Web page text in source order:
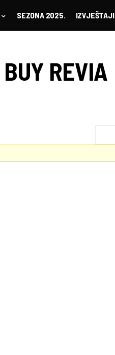
SEZONA 2025. IZVJEŠTAJI
BUY REVIA